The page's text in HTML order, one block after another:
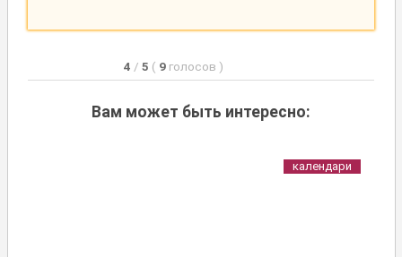
4 / 5 ( 9 голосов )
Вам может быть интересно:
календари